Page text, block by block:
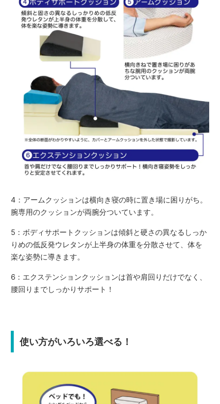
4：アームクッションは横向き寝の時に置き場に困りがち。
腕専用のクッションが両腕分ついています。
5：ボディサポートクッションは傾斜と硬さの異なるしっか
りめの低反発ウレタンが上半身の体重を分散させて、体を
楽な姿勢に導きます。
6：エクステンションクッションは首や肩回りだけでなく、
腰回りまでしっかりサポート！
使い方がいろいろ選べる！